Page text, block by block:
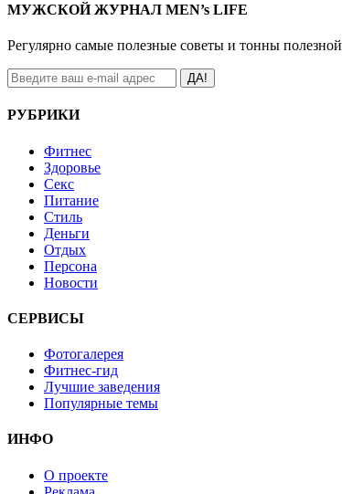
МУЖСКОЙ ЖУРНАЛ MEN’s LIFE
Регулярно самые полезные советы и тонны
ДА!
РУБРИКИ
Фитнес
Здоровье
Секс
Питание
Стиль
Деньги
Отдых
Персона
Новости
СЕРВИСЫ
Фотогалерея
Фитнес-гид
Лучшие заведения
Популярные темы
ИНФО
О проекте